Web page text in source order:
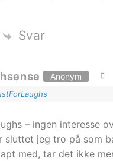
Svar
Anonym
– ingen interesse
sluttet jeg tro på som
med, tar det ikke